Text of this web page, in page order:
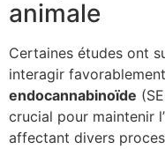
animale
Certaines études ont
interagir
endocannabinoïde
crucial pour maintenir
affectant divers